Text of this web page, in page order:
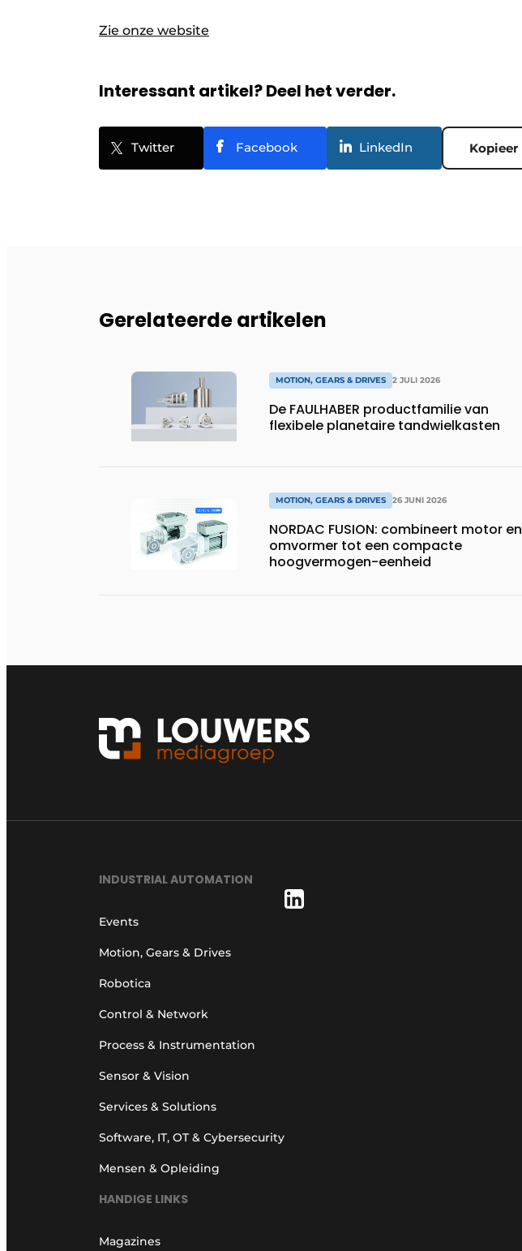
Zie onze website
Interessant artikel? Deel het verder.
Twitter Facebook LinkedIn Kopieer
Gerelateerde artikelen
MOTION, GEARS & DRIVES 2 JULI 2026
De FAULHABER productfamilie van
flexibele planetaire tandwielkasten
MOTION, GEARS & DRIVES 26 JUNI 2026
NORDAC FUSION: combineert motor en
omvormer tot een compacte
hoogvermogen-eenheid
INDUSTRIAL AUTOMATION
Events
Motion, Gears & Drives
Robotica
Control & Network
Process & Instrumentation
Sensor & Vision
Services & Solutions
Software, IT, OT & Cybersecurity
Mensen & Opleiding
HANDIGE LINKS
Magazines